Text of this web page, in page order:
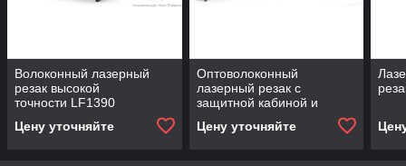
Волоконный лазерный
резак высокой
точности LF1390
Цену уточняйте
Оптоволоконный
лазерный резак с
защитной кабиной и
LF3015G
Цену уточняйте